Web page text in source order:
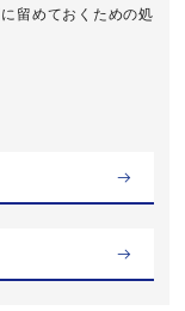
留めておくための処